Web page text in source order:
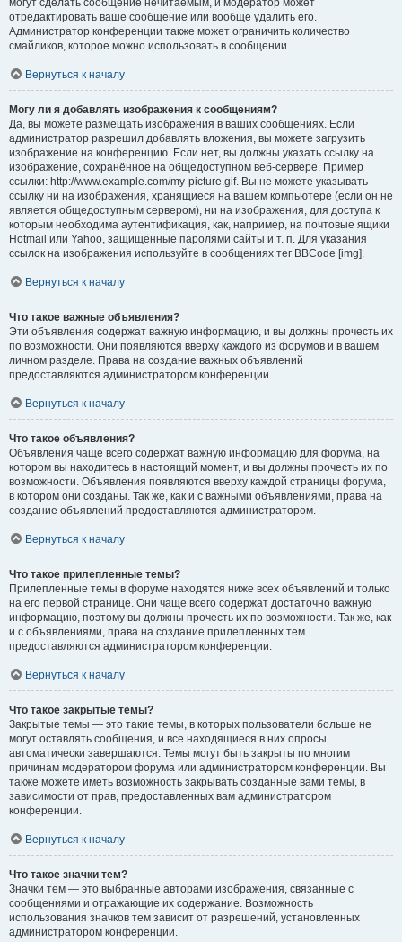
могут сделать сообщение нечитаемым, и модератор может
отредактировать ваше сообщение или вообще удалить его.
Администратор конференции также может ограничить количество
смайликов, которое можно использовать в сообщении.
Вернуться к началу
Могу ли я добавлять изображения к сообщениям?
Да, вы можете размещать изображения в ваших сообщениях. Если
администратор разрешил добавлять вложения, вы можете загрузить
изображение на конференцию. Если нет, вы должны указать ссылку на
изображение, сохранённое на общедоступном веб-сервере. Пример
ссылки: http://www.example.com/my-picture.gif. Вы не можете указывать
ссылку ни на изображения, хранящиеся на вашем компьютере (если он не
является общедоступным сервером), ни на изображения, для доступа к
которым необходима аутентификация, как, например, на почтовые ящики
Hotmail или Yahoo, защищённые паролями сайты и т. п. Для указания
ссылок на изображения используйте в сообщениях тег BBCode [img].
Вернуться к началу
Что такое важные объявления?
Эти объявления содержат важную информацию, и вы должны прочесть их
по возможности. Они появляются вверху каждого из форумов и в вашем
личном разделе. Права на создание важных объявлений
предоставляются администратором конференции.
Вернуться к началу
Что такое объявления?
Объявления чаще всего содержат важную информацию для форума, на
котором вы находитесь в настоящий момент, и вы должны прочесть их по
возможности. Объявления появляются вверху каждой страницы форума,
в котором они созданы. Так же, как и с важными объявлениями, права на
создание объявлений предоставляются администратором.
Вернуться к началу
Что такое прилепленные темы?
Прилепленные темы в форуме находятся ниже всех объявлений и только
на его первой странице. Они чаще всего содержат достаточно важную
информацию, поэтому вы должны прочесть их по возможности. Так же, как
и с объявлениями, права на создание прилепленных тем
предоставляются администратором конференции.
Вернуться к началу
Что такое закрытые темы?
Закрытые темы — это такие темы, в которых пользователи больше не
могут оставлять сообщения, и все находящиеся в них опросы
автоматически завершаются. Темы могут быть закрыты по многим
причинам модератором форума или администратором конференции. Вы
также можете иметь возможность закрывать созданные вами темы, в
зависимости от прав, предоставленных вам администратором
конференции.
Вернуться к началу
Что такое значки тем?
Значки тем — это выбранные авторами изображения, связанные с
сообщениями и отражающие их содержание. Возможность
использования значков тем зависит от разрешений, установленных
администратором конференции.